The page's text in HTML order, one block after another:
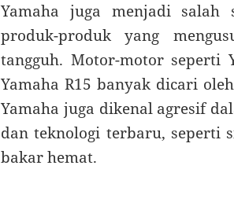
Yamaha juga menjadi
produk-produk yang
tangguh. Motor-motor seperti
Yamaha R15 banyak dicari
Yamaha juga dikenal agresif
dan teknologi terbaru, seperti
bakar hemat.